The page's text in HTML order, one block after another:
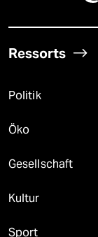
Ressorts
Politik
Öko
Gesellschaft
Kultur
Sport